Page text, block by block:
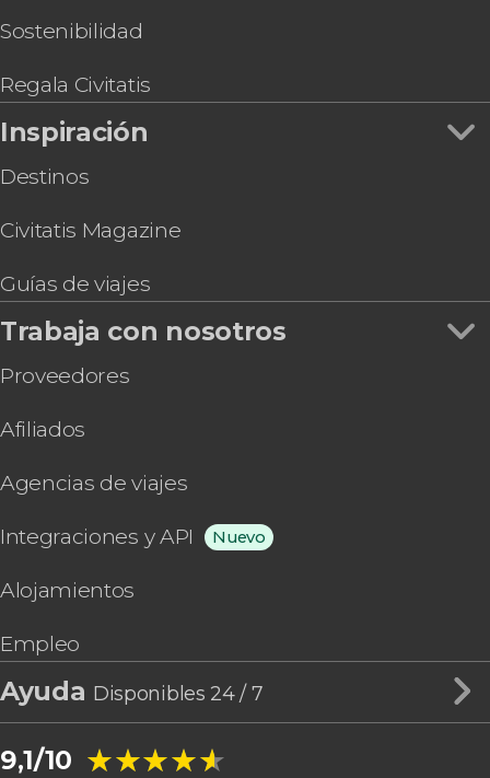
Prohibida y los hutongs
Espectáculo acrobático en el Teatro Qinlegong
Free tour por el Pekín tradicional
Tarjeta eSIM con Internet para China
Sostenibilidad
Regala Civitatis
Inspiración
Destinos
Civitatis Magazine
Guías de viajes
Trabaja con nosotros
Proveedores
Afiliados
Agencias de viajes
Integraciones y API Nuevo
Alojamientos
Empleo
Ayuda Disponibles 24 / 7
9,1/10 ★★★★★
★★★★★